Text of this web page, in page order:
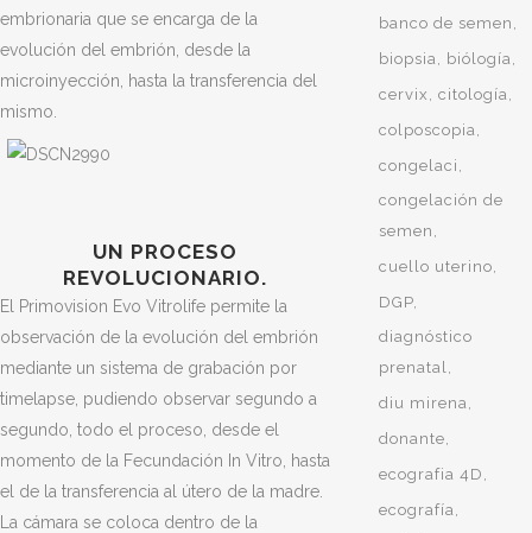
embrionaria que se encarga de la
evolución del embrión, desde la
microinyección, hasta la transferencia del
mismo.
UN PROCESO
REVOLUCIONARIO.
El Primovision Evo Vitrolife permite la
observación de la evolución del embrión
mediante un sistema de grabación por
timelapse, pudiendo observar segundo a
segundo, todo el proceso, desde el
momento de la Fecundación In Vitro, hasta
el de la transferencia al útero de la madre.
La cámara se coloca dentro de la
banco de semen
biopsia
biólogía
cervix
citología
colposcopia
congelaci
congelación de
semen
cuello uterino
DGP
diagnóstico
prenatal
diu mirena
donante
ecografia 4D
ecografía